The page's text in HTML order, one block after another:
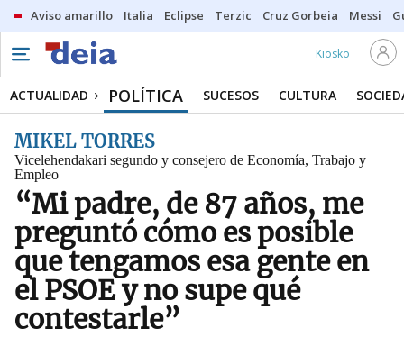
Aviso amarillo Italia Eclipse Terzic Cruz Gorbeia Messi
Kiosko
ACTUALIDAD POLÍTICA SUCESOS CULTURA
MIKEL TORRES
Vicelehendakari segundo y consejero de Economía, Trabajo y
Empleo
“Mi padre, de 87 años, me
preguntó cómo es posible
que tengamos esa gente en
el PSOE y no supe qué
contestarle”